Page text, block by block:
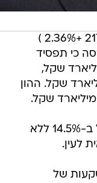
אזהרת רווח ללב לבייב: אפריקה ( 217 +2.36% )
כי תפסיד
של השנה 1.6-1.9 מיליארד שקל,
ב-2015 של 1.8-1.9 מיליארד שקל. ההון
יצוין כי מניית אפריקה זינקה אתמול ב-14.5% ללא
לעין.
של